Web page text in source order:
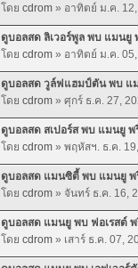
โดย cdrom» อาทิตย์ ม.ค. 12,
ดูบอลสด ลิเวอร์พูล พบ แมนยู
โดย cdrom» อาทิตย์ ม.ค. 05,
ดูบอลสด วูล์ฟแฮมป์ตัน พบ แม
โดย cdrom» ศุกร์ ธ.ค. 27,
ดูบอลสด สเปอร์ส พบ แมนยู พ
โดย cdrom» พฤหัสฯ. ธ.ค.
ดูบอลสด แมนซิตี้ พบ แมนยู พรี
โดย cdrom» จันทร์ ธ.ค. 16,
ดูบอลสด แมนยู พบ ฟอเรสต์ พ
โดย cdrom» เสาร์ ธ.ค. 07,